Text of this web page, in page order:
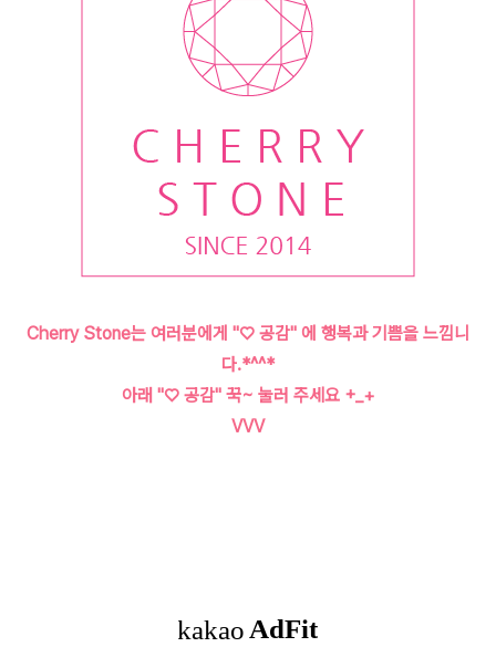
Cherry Stone는 여러분에게 "♡ 공감" 에 행복과 기쁨을 느낌니
다.*^^*
아래 "♡ 공감" 꾹~ 눌러 주세요 +_+
VVV